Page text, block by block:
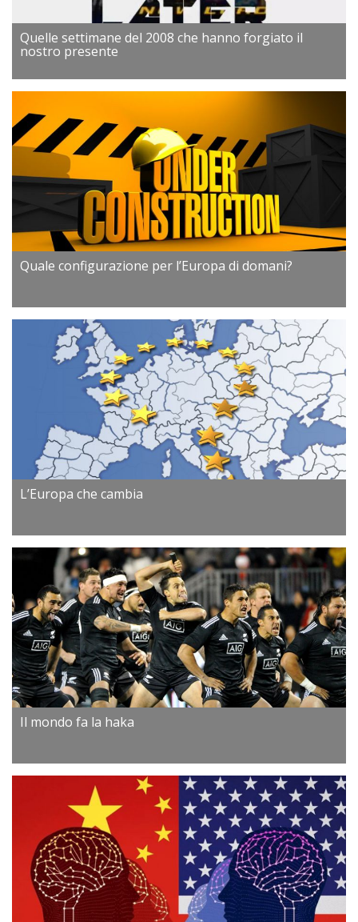
Quelle settimane del 2008 che hanno forgiato il
nostro presente
Quale configurazione per l’Europa di domani?
L’Europa che cambia
Il mondo fa la haka